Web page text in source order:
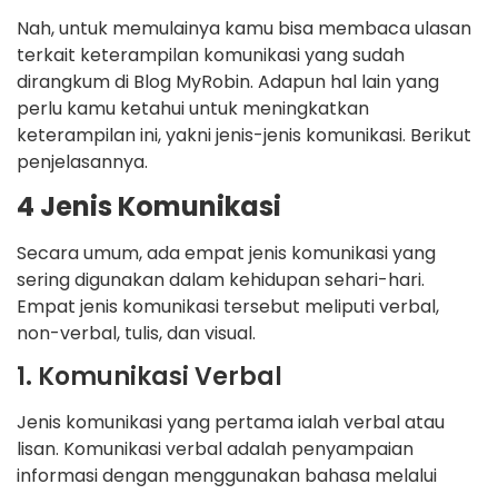
Nah, untuk memulainya kamu bisa membaca ulasan
terkait keterampilan komunikasi yang sudah
dirangkum di Blog MyRobin. Adapun hal lain yang
perlu kamu ketahui untuk meningkatkan
keterampilan ini, yakni jenis-jenis komunikasi. Berikut
penjelasannya.
4 Jenis Komunikasi
Secara umum, ada empat jenis komunikasi yang
sering digunakan dalam kehidupan sehari-hari.
Empat jenis komunikasi tersebut meliputi verbal,
non-verbal, tulis, dan visual.
1. Komunikasi Verbal
Jenis komunikasi yang pertama ialah verbal atau
lisan. Komunikasi verbal adalah penyampaian
informasi dengan menggunakan bahasa melalui